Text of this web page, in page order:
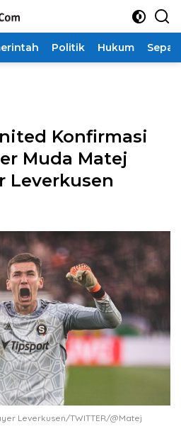
Politik Hukum
Konfirmasi
Muda Matej
Leverkusen
Leverkusen/TWITTER/@Matej